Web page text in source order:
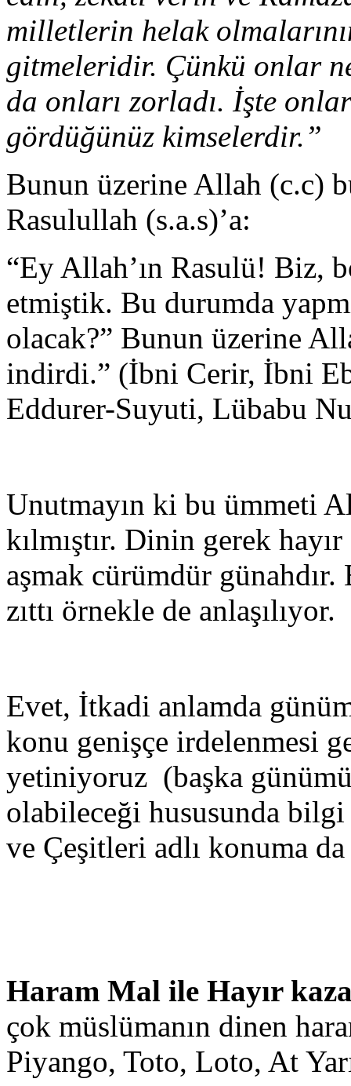
milletlerin helak
gitmeleridir. Çünkü onlar
da onları zorladı. İşte
gördüğünüz kimselerdir.”
Bunun üzerine Allah (c.c)
Rasulullah (s.a.s)’a:
“Ey Allah’ın Rasulü! Biz,
etmiştik. Bu durumda
olacak?” Bunun üzerine
indirdi.” (İbni Cerir, İbni
Eddurer-Suyuti, Lübabu
Unutmayın ki bu ümmeti
kılmıştır. Dinin gerek
aşmak cürümdür
zıttı örnekle de anlaşılıyor.
Evet, İtkadi anlamda
konu genişçe irdelenmesi
yetiniyoruz (başka
olabileceği hususunda
ve Çeşitleri adlı konuma
Haram Mal ile Hayır
çok müslümanın dinen
Piyango, Toto, Loto, At